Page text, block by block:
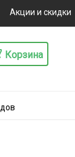
Акции и скидки
Корзина